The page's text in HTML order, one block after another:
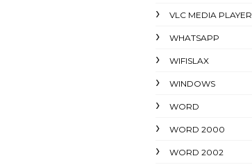
VLC MEDIA PLAYER
WHATSAPP
WIFISLAX
WINDOWS
WORD
WORD 2000
WORD 2002